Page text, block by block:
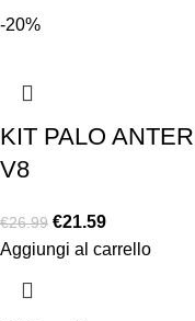
-20%
KIT PALO
V8
€26.99 €21.59
Aggiungi al carrello